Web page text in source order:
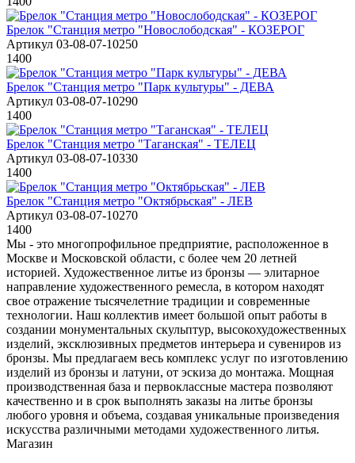
Брелок "Станция метро "Новослободская" - КОЗЕРОГ
Артикул 03-08-07-10250
1400
Брелок "Станция метро "Парк культуры" - ДЕВА
Артикул 03-08-07-10290
1400
Брелок "Станция метро "Таганская" - ТЕЛЕЦ
Артикул 03-08-07-10330
1400
Брелок "Станция метро "Октябрьская" - ЛЕВ
Артикул 03-08-07-10270
1400
Мы - это многопрофильное предприятие, расположенное в
Москве и Московской области, с более чем 20 летней
историей. Художественное литье из бронзы — элитарное
направление художественного ремесла, в котором находят
свое отражение тысячелетние традиции и современные
технологии. Наш коллектив имеет большой опыт работы в
создании монументальных скульптур, высокохудожественных
изделий, эксклюзивных предметов интерьера и сувениров из
бронзы. Мы предлагаем весь комплекс услуг по изготовлению
изделий из бронзы и латуни, от эскиза до монтажа. Мощная
производственная база и первоклассные мастера позволяют
качественно и в срок выполнять заказы на литье бронзы
любого уровня и объема, создавая уникальные произведения
искусства различными методами художественного литья.
Магазин